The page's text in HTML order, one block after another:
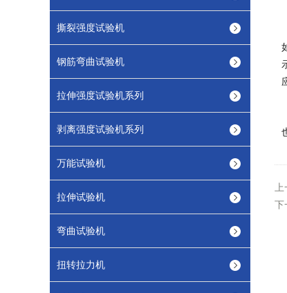
撕裂强度试验机
钢筋弯曲试验机
拉伸强度试验机系列
剥离强度试验机系列
万能试验机
拉伸试验机
弯曲试验机
扭转拉力机
下